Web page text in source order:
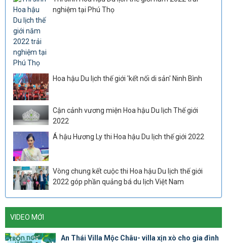
nghiệm tại Phú Thọ
Hoa hậu Du lịch thế giới 'kết nối di sản' Ninh Bình
Cận cảnh vương miện Hoa hậu Du lịch Thế giới
2022
Á hậu Hương Ly thi Hoa hậu Du lịch thế giới 2022
Vòng chung kết cuộc thi Hoa hậu Du lịch thế giới
2022 góp phần quảng bá du lịch Việt Nam
VIDEO MỚI
An Thái Villa Mộc Châu- villa xịn xò cho gia đình